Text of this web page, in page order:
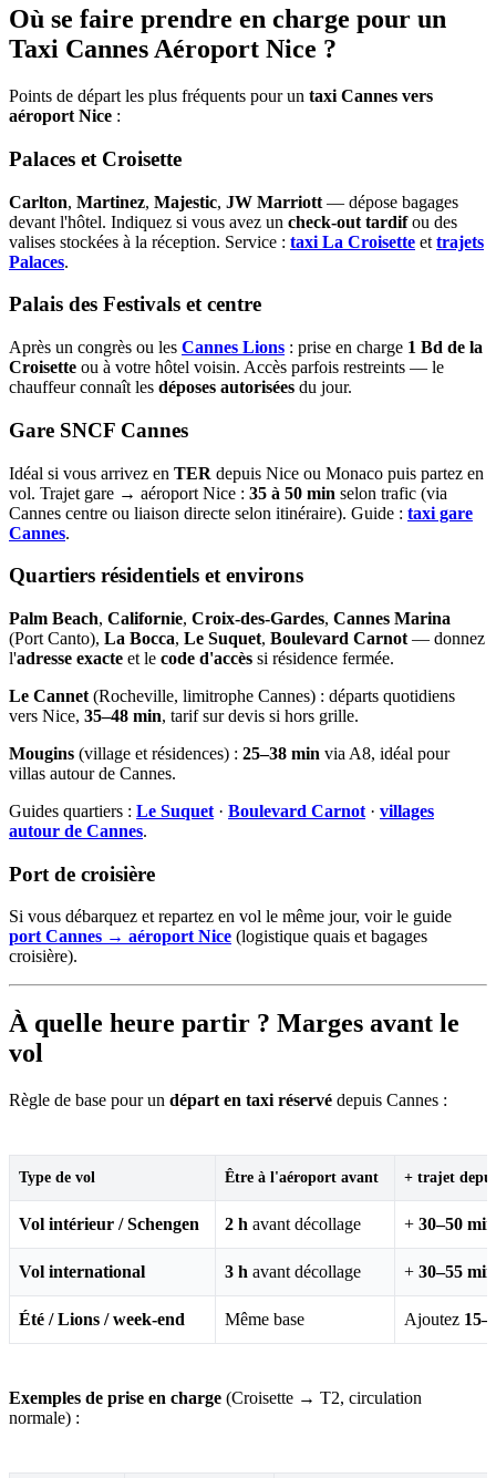
Où se faire prendre en charge pour un
Taxi Cannes Aéroport Nice ?
Points de départ les plus fréquents pour un taxi Cannes vers
aéroport Nice :
Palaces et Croisette
Carlton, Martinez, Majestic, JW Marriott — dépose bagages
devant l'hôtel. Indiquez si vous avez un check-out tardifou des
valises stockées à la réception. Service : taxi La Croisette et trajets
Palaces.
Palais des Festivals et centre
Après un congrès ou les Cannes Lions : prise en charge 1 Bd de la
Croisette ou à votre hôtel voisin. Accès parfois restreints — le
chauffeur connaît les déposes autorisées du jour.
Gare SNCF Cannes
Idéal si vous arrivez en TER depuis Nice ou Monaco puis partez en
vol. Trajet gare → aéroport Nice : 35 à 50 min selon trafic (via
Cannes centre ou liaison directe selon itinéraire). Guide : taxi gare
Cannes.
Quartiers résidentiels et environs
Palm Beach, Californie, Croix-des-Gardes, Cannes Marina
(Port Canto), La Bocca, Le Suquet, Boulevard Carnot — donnez
l'adresse exacte et le code d'accès si résidence fermée.
Le Cannet (Rocheville, limitrophe Cannes) : départs quotidiens
vers Nice, 35–48 min, tarif sur devis si hors grille.
Mougins (village et résidences) : 25–38 min via A8, idéal pour
villas autour de Cannes.
Guides quartiers : Le Suquet · Boulevard Carnot · villages
autour de Cannes.
Port de croisière
Si vous débarquez et repartez en vol le même jour, voir le guide
port Cannes → aéroport Nice (logistique quais et bagages
croisière).
À quelle heure partir ? Marges avant le
vol
Règle de base pour un départ en taxi réservé depuis Cannes :
Type de vol Être à l'aéroport avant + trajet
Vol intérieur / Schengen 2 h avant décollage + 30–50 min
Vol international 3 h avant décollage + 30–55 min
Été / Lions / week-end Même base Ajoutez
Exemples de prise en charge (Croisette → T2, circulation
normale) :